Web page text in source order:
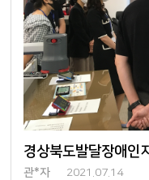
경상북도발달장애인
관*자 2021.07.14